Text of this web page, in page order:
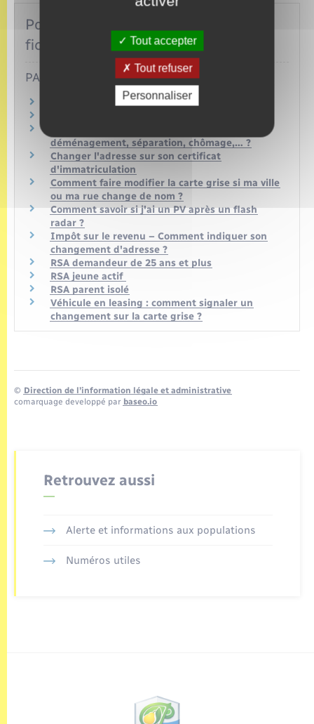
Pour toute explication, consulter les
fiches pratiques :
PARTICULIERS
Actualisation mensuelle Pôle emploi
déménagement, séparation, chômage,… ?
Changer l'adresse sur son certificat
d'immatriculation
Comment faire modifier la carte grise si ma ville
ou ma rue change de nom ?
Comment savoir si j'ai un PV après un flash
radar ?
Impôt sur le revenu – Comment indiquer son
changement d'adresse ?
RSA demandeur de 25 ans et plus
RSA jeune actif
RSA parent isolé
Véhicule en leasing : comment signaler un
changement sur la carte grise ?
© Direction de l’information légale et administrative
comarquage developpé par baseo.io
Retrouvez aussi
Alerte et informations aux populations
Numéros utiles
Tout accepter
Tout refuser
Personnaliser